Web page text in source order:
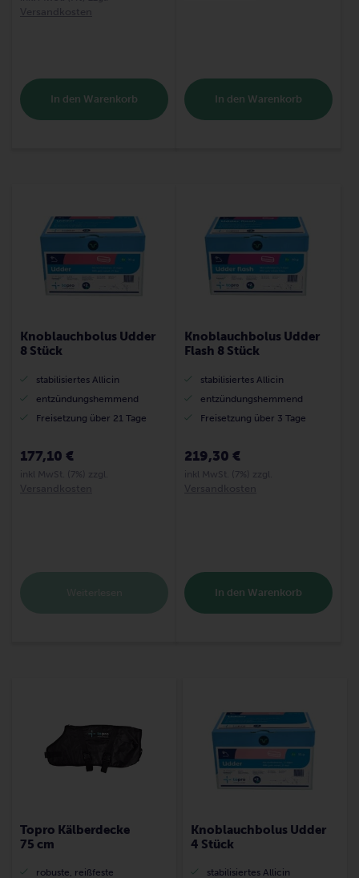
In den Warenkorb In den Warenkorb
Knoblauchbolus Udder
8 Stück
stabilisiertes Allicin
entzündungshemmend
Freisetzung über 21 Tage
177,10 €
Knoblauchbolus Udder
Flash 8 Stück
stabilisiertes Allicin
entzündungshemmend
Freisetzung über 3 Tage
219,30 €
In den Warenkorb
Topro Kälberdecke
75 cm
robuste, reißfeste
Knoblauchbolus Udder
4 Stück
stabilisiertes Allicin